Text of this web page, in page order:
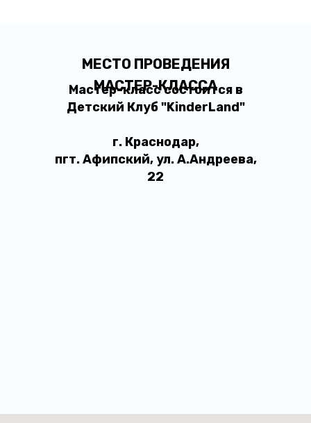
МЕСТО ПРОВЕДЕНИЯ
МАСТЕР-КЛАССА
Мастер-класс состоится в
Дeтский Клуб "KinderLand"
г. Краснодар,
пгт. Афипский, ул. А.Андреева,
22